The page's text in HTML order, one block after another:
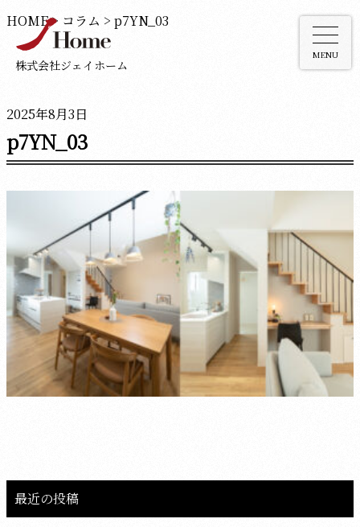
株式会社ジェイホーム
MENU
HOME> コラム > p7YN_03
2025年8月3日
p7YN_03
最近の投稿